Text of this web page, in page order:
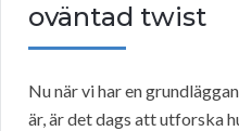
oväntad twist
Nu när vi har en
är, är det dags att utforska